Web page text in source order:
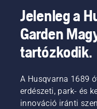
Jelenleg a
Garden
tartózkodik.
A Husqvarna 1689
erdészeti, park- és
innováció iránti